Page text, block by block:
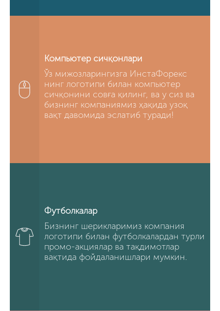
Компьютер сичқонлари
Ўз мижозларингизга ИнстаФорекс
нинг логотипи билан компьютер
сичқонини совға қилинг, ва у сиз ва
бизнинг компаниямиз ҳақида узоқ
вақт давомида эслатиб туради!
Футболкалар
Бизнинг шерикларимиз компания
логотипи билан футболкалардан турли
промо-акциялар ва тақдимотлар
вақтида фойдаланишлари мумкин.